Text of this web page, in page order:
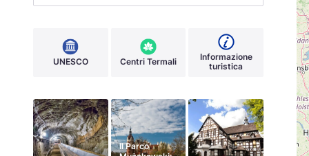
Ispirazioni
Slow Travel
Regioni
Parchi Nazionali
Informazioni pratiche
Gastronomia
Україна
UNESCO Centri Termali
Informazione
turistica
Il Parco